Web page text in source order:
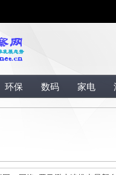
环保 数码 家电